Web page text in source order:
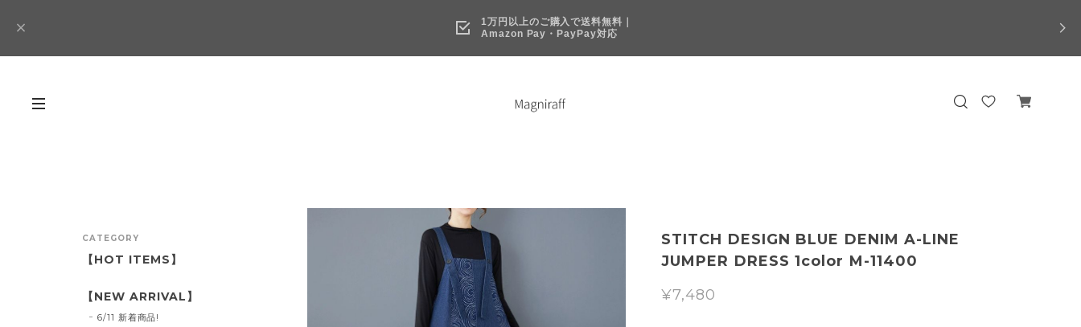
1万円以上のご購入で送料無料｜
Amazon Pay・PayPay対応
STITCH DESIGN BLUE DENIM A-LINE
JUMPER DRESS 1color M-11400
¥7,480
CATEGORY
【HOT ITEMS】
【NEW ARRIVAL】
6/11 新着商品!